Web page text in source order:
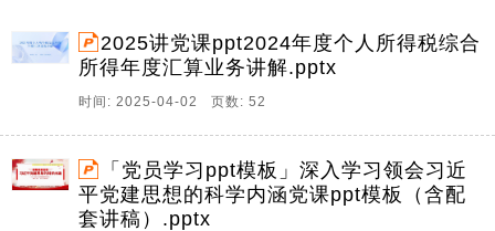
2025讲党课ppt2024年度个人所得税综合
所得年度汇算业务讲解.pptx
时间: 2025-04-02 页数: 52
「党员学习ppt模板」深入学习领会习近
平党建思想的科学内涵党课ppt模板（含配
套讲稿）.pptx